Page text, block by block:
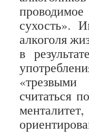
сухость».
алкоголя
в
считаться